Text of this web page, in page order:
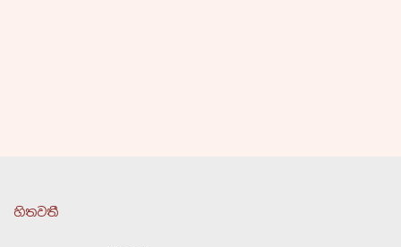
හිතවතී